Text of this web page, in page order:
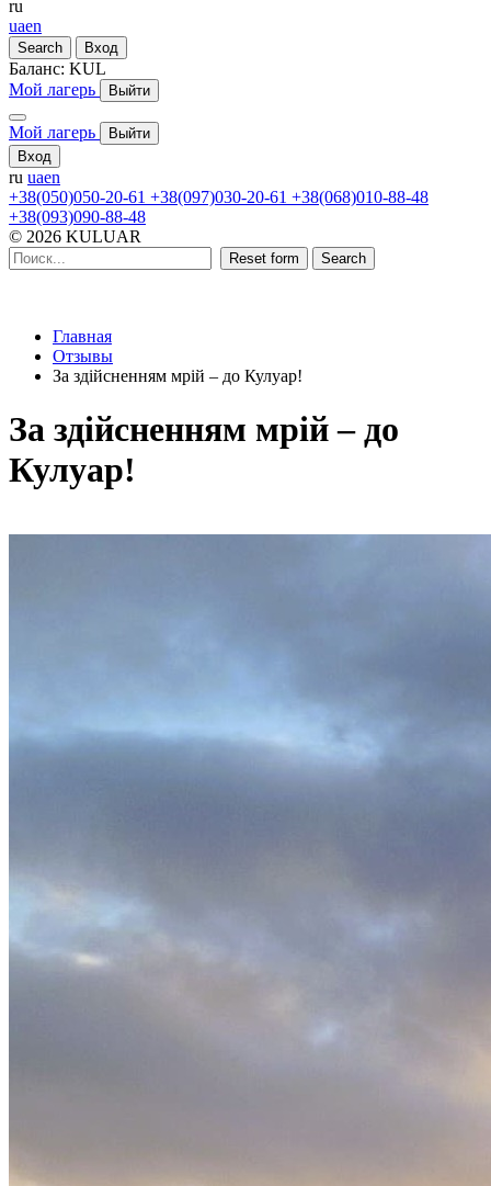
ru
uaen
Search Вход
Баланс: KUL
Мой лагерь
Выйти
Мой лагерь
Выйти
Вход
ru uaen
+38(050)050-20-61 +38(097)030-20-61 +38(068)010-88-48
+38(093)090-88-48
© 2026 KULUAR
Reset form Search
Главная
Отзывы
За здійсненням мрій – до Кулуар!
За здійсненням мрій – до
Кулуар!